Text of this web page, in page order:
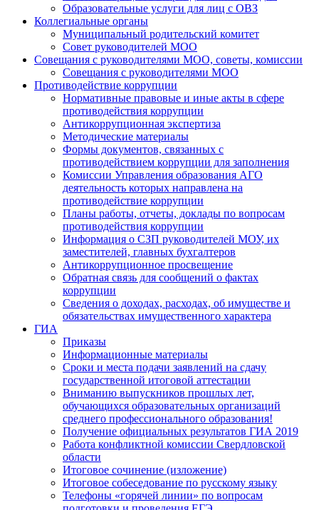
Образовательные услуги для лиц с ОВЗ
Коллегиальные органы
Муниципальный родительский комитет
Совет руководителей МОО
Совещания с руководителями МОО, советы, комиссии
Совещания с руководителями МОО
Противодействие коррупции
Нормативные правовые и иные акты в сфере
противодействия коррупции
Антикоррупционная экспертиза
Методические материалы
Формы документов, связанных с
противодействием коррупции для заполнения
Комиссии Управления образования АГО
деятельность которых направлена на
противодействие коррупции
Планы работы, отчеты, доклады по вопросам
противодействия коррупции
Информация о СЗП руководителей МОУ, их
заместителей, главных бухгалтеров
Антикоррупционное просвещение
Обратная связь для сообщений о фактах
коррупции
Сведения о доходах, расходах, об имуществе и
обязательствах имущественного характера
ГИА
Приказы
Информационные материалы
Сроки и места подачи заявлений на сдачу
государственной итоговой аттестации
Вниманию выпускников прошлых лет,
обучающихся образовательных организаций
среднего профессионального образования!
Получение официальных результатов ГИА 2019
Работа конфликтной комиссии Свердловской
области
Итоговое сочинение (изложение)
Итоговое собеседование по русскому языку
Телефоны «горячей линии» по вопросам